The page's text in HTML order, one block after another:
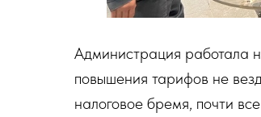
Администрация работала
повышения тарифов не
налоговое бремя, почти